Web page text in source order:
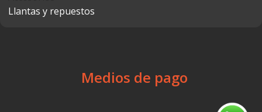
Llantas y repuestos
Medios de pago